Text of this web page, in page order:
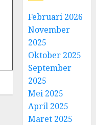
Februari 2026
November
2025
Oktober 2025
September
2025
Mei 2025
April 2025
Maret 2025